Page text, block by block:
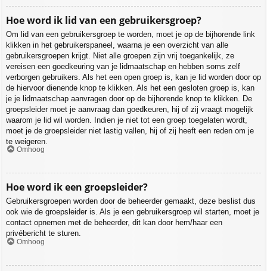
Hoe word ik lid van een gebruikersgroep?
Om lid van een gebruikersgroep te worden, moet je op de bijhorende link
klikken in het gebruikerspaneel, waarna je een overzicht van alle
gebruikersgroepen krijgt. Niet alle groepen zijn vrij toegankelijk, ze
vereisen een goedkeuring van je lidmaatschap en hebben soms zelf
verborgen gebruikers. Als het een open groep is, kan je lid worden door op
de hiervoor dienende knop te klikken. Als het een gesloten groep is, kan
je je lidmaatschap aanvragen door op de bijhorende knop te klikken. De
groepsleider moet je aanvraag dan goedkeuren, hij of zij vraagt mogelijk
waarom je lid wil worden. Indien je niet tot een groep toegelaten wordt,
moet je de groepsleider niet lastig vallen, hij of zij heeft een reden om je
te weigeren.
Omhoog
Hoe word ik een groepsleider?
Gebruikersgroepen worden door de beheerder gemaakt, deze beslist dus
ook wie de groepsleider is. Als je een gebruikersgroep wil starten, moet je
contact opnemen met de beheerder, dit kan door hem/haar een
privébericht te sturen.
Omhoog